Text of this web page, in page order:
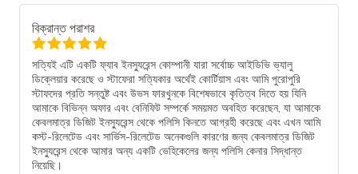
বিক্রান্ত পরাশর
সত্যিই এটি একটি ফ্যাব ইনস্যুরেন্স কোম্পানী যারা সর্বোচ্চ আইডিভি ভ্যালু
ডিক্লেয়ার করেছে ও স্টাফেরা সত্যিকার অর্থেই কোর্টিয়াস এবং আমি পুরোপুরি
স্টাফদের প্রতি সন্তুষ্ট এবং উভস ফারখুনকে বিশেষভাবে কৃতিত্ব দিতে হয় যিনি
আমাকে বিভিন্ন অফার এবং বেনিফিট সম্পর্কে সময়মত অবহিত করেছেন, যা আমাকে
কেবলমাত্র ডিজিট ইনস্যুরেন্স থেকে পলিসি কিনতে আগ্রহী করেছে এবং এখন আমি
কস্ট-রিলেটেড এবং সার্ভিস-রিলেটেড অনেকগুলি কারণের জন্য কেবলমাত্র ডিজিট
ইনস্যুরেন্স থেকে আমার অন্য একটি ভেহিকেলের জন্য পলিসি কেনার সিদ্ধান্ত
নিয়েছি।